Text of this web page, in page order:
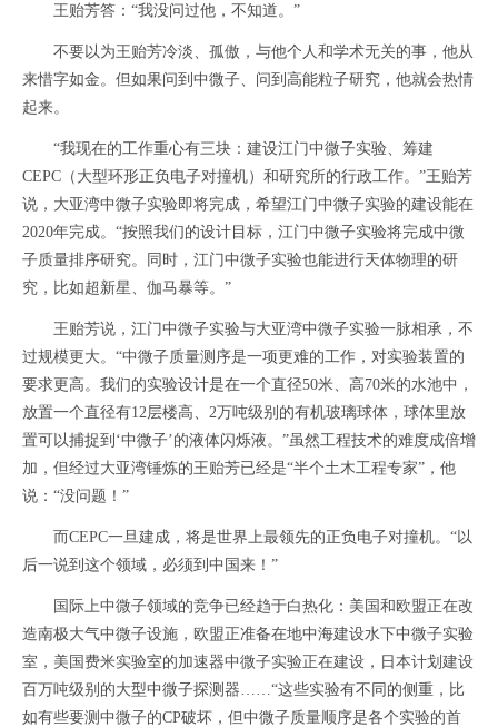
王贻芳答：“我没问过他，不知道。”
不要以为王贻芳冷淡、孤傲，与他个人和学术无关的事，他从
来惜字如金。但如果问到中微子、问到高能粒子研究，他就会热情
起来。
“我现在的工作重心有三块：建设江门中微子实验、筹建
CEPC（大型环形正负电子对撞机）和研究所的行政工作。”王贻芳
说，大亚湾中微子实验即将完成，希望江门中微子实验的建设能在
2020年完成。“按照我们的设计目标，江门中微子实验将完成中微
子质量排序研究。同时，江门中微子实验也能进行天体物理的研
究，比如超新星、伽马暴等。”
王贻芳说，江门中微子实验与大亚湾中微子实验一脉相承，不
过规模更大。“中微子质量测序是一项更难的工作，对实验装置的
要求更高。我们的实验设计是在一个直径50米、高70米的水池中，
放置一个直径有12层楼高、2万吨级别的有机玻璃球体，球体里放
置可以捕捉到‘中微子’的液体闪烁液。”虽然工程技术的难度成倍增
加，但经过大亚湾锤炼的王贻芳已经是“半个土木工程专家”，他
说：“没问题！”
而CEPC一旦建成，将是世界上最领先的正负电子对撞机。“以
后一说到这个领域，必须到中国来！”
国际上中微子领域的竞争已经趋于白热化：美国和欧盟正在改
造南极大气中微子设施，欧盟正准备在地中海建设水下中微子实验
室，美国费米实验室的加速器中微子实验正在建设，日本计划建设
百万吨级别的大型中微子探测器……“这些实验有不同的侧重，比
如有些要测中微子的CP破坏，但中微子质量顺序是各个实验的首